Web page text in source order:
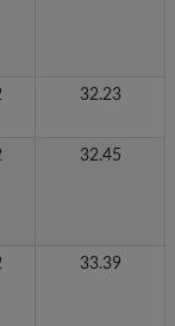
32.23
32.45
33.39